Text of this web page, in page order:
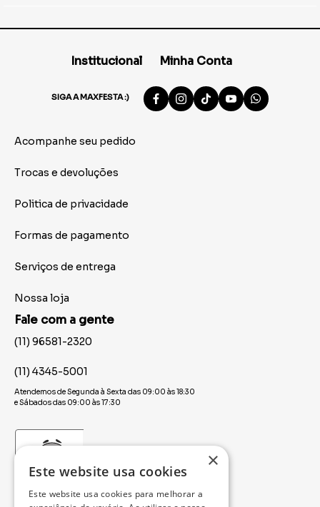
Institucional Minha Conta
SIGA A MAXFESTA :)
Acompanhe seu pedido
Trocas e devoluções
Politica de privacidade
Formas de pagamento
Serviços de entrega
Nossa loja
Fale com a gente
(11) 96581-2320
(11) 4345-5001
Atendemos de Segunda à Sexta das 09:00 às 18:30
e Sábados das 09:00 às 17:30
×
Este website usa cookies
Este website usa cookies para melhorar a